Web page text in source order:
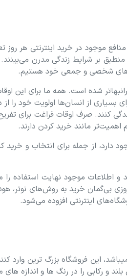
موجود در خرید اینترنتی هر روز
بر شرایط زندگی مدرن
شخصی و جمعی خود هستیم.
شده است. همه ما برای این
از انسان‌ها اولویت خود را
زندگی کنند. صرف اوقات فراغت برای
مانند خرید کردن دارند.
دارد، از جمله برای انتخاب و
اطلاعات موجود نهایت استفاده
بی‏‌گمان خرید به رو‏‌ش‌های نو‏تر،
اینترنتی افزوده می‌‏‏شود.
این فروشگاه بزرگ ترین وارد
بلند و رکابی را در رنگ ها و